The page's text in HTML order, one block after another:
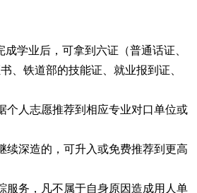
学业后，可拿到六证（普通话证、
、铁道部的技能证、就业报到证、
个人志愿推荐到相应专业对口单位或
续深造的，可升入或免费推荐到更高
服务，凡不属于自身原因造成用人单